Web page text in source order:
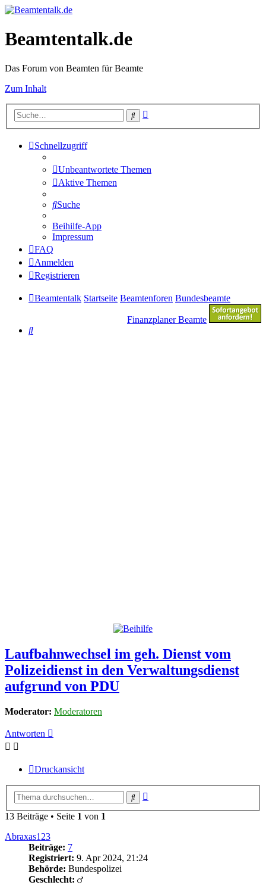
Beamtentalk.de
Das Forum von Beamten für Beamte
Zum Inhalt
Suche
Schnellzugriff
Unbeantwortete Themen
Aktive Themen
Suche
Beihilfe-App
Impressum
FAQ
Anmelden
Registrieren
Beamtentalk Startseite Beamtenforen Bundesbeamte
Finanzplaner Beamte
Suche
Laufbahnwechsel im geh. Dienst vom
Polizeidienst in den Verwaltungsdienst
aufgrund von PDU
Moderator: Moderatoren
Antworten
Druckansicht
Suche
13 Beiträge • Seite 1 von 1
Abraxas123
Beiträge: 7
Registriert: 9. Apr 2024, 21:24
Behörde: Bundespolizei
Geschlecht: